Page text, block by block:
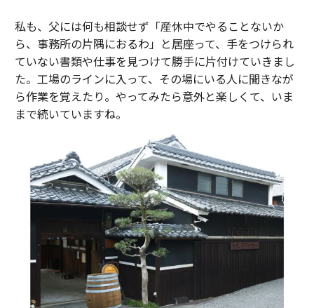
私も、父には何も相談せず「産休中でやることないか
ら、事務所の片隅におるわ」と居座って、手をつけられ
ていない書類や仕事を見つけて勝手に片付けていきまし
た。工場のラインに入って、その場にいる人に聞きなが
ら作業を覚えたり。やってみたら意外と楽しくて、いま
まで続いていますね。